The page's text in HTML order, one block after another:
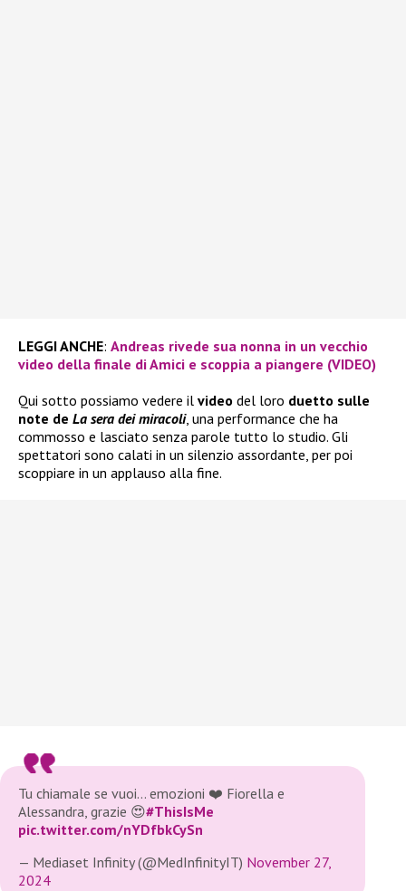
LEGGI ANCHE: Andreas rivede sua nonna in un vecchio
video della finale di Amici e scoppia a piangere (VIDEO)
Qui sotto possiamo vedere il video del loro duetto sulle
note de La sera dei miracoli, una performance che ha
commosso e lasciato senza parole tutto lo studio. Gli
spettatori sono calati in un silenzio assordante, per poi
scoppiare in un applauso alla fine.
Tu chiamale se vuoi… emozioni ❤️ Fiorella e
Alessandra, grazie 😍#ThisIsMe
pic.twitter.com/nYDfbkCySn
— Mediaset Infinity (@MedInfinityIT) November 27,
2024